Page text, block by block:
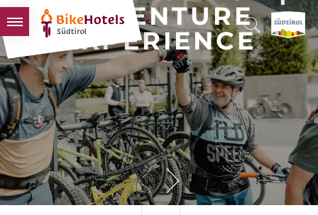
BIKEHOTELS
HOTELS & PACCHETTI
TOUR & TERRITORI
L'ALTO ADIGE & NOI
INFO UTILI
ADVENTURE
EXPERIENCE